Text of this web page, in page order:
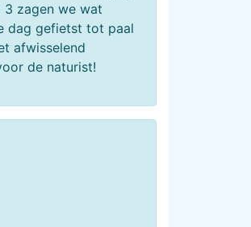
3 zagen we wat
dag gefietst tot paal
afwisselend
de naturist!